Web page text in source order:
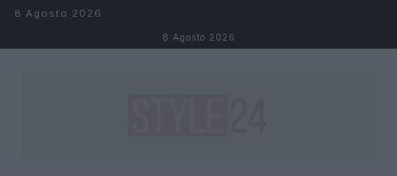
Salta al contenuto
8 Agosto 2026
8 Agosto 2026